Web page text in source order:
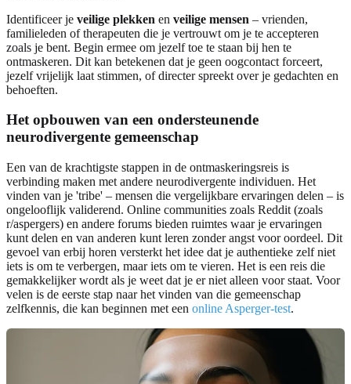
Identificeer je veilige plekken en veilige mensen – vrienden,
familieleden of therapeuten die je vertrouwt om je te accepteren
zoals je bent. Begin ermee om jezelf toe te staan bij hen te
ontmaskeren. Dit kan betekenen dat je geen oogcontact forceert,
jezelf vrijelijk laat stimmen, of directer spreekt over je gedachten en
behoeften.
Het opbouwen van een ondersteunende
neurodivergente gemeenschap
Een van de krachtigste stappen in de ontmaskeringsreis is
verbinding maken met andere neurodivergente individuen. Het
vinden van je 'tribe' – mensen die vergelijkbare ervaringen delen – is
ongelooflijk validerend. Online communities zoals Reddit (zoals
r/aspergers) en andere forums bieden ruimtes waar je ervaringen
kunt delen en van anderen kunt leren zonder angst voor oordeel. Dit
gevoel van erbij horen versterkt het idee dat je authentieke zelf niet
iets is om te verbergen, maar iets om te vieren. Het is een reis die
gemakkelijker wordt als je weet dat je er niet alleen voor staat. Voor
velen is de eerste stap naar het vinden van die gemeenschap
zelfkennis, die kan beginnen met een online Asperger-test.